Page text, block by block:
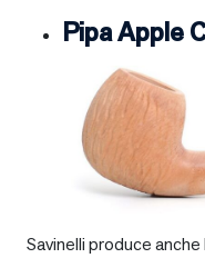
Pipa Apple
Savinelli produce